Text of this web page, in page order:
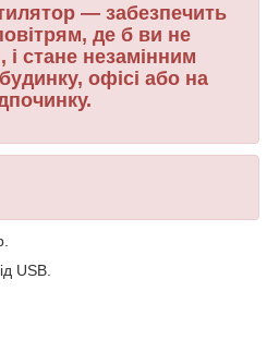
— забезпечить
де б ви не
і стане незамінним
офісі або на
USB.